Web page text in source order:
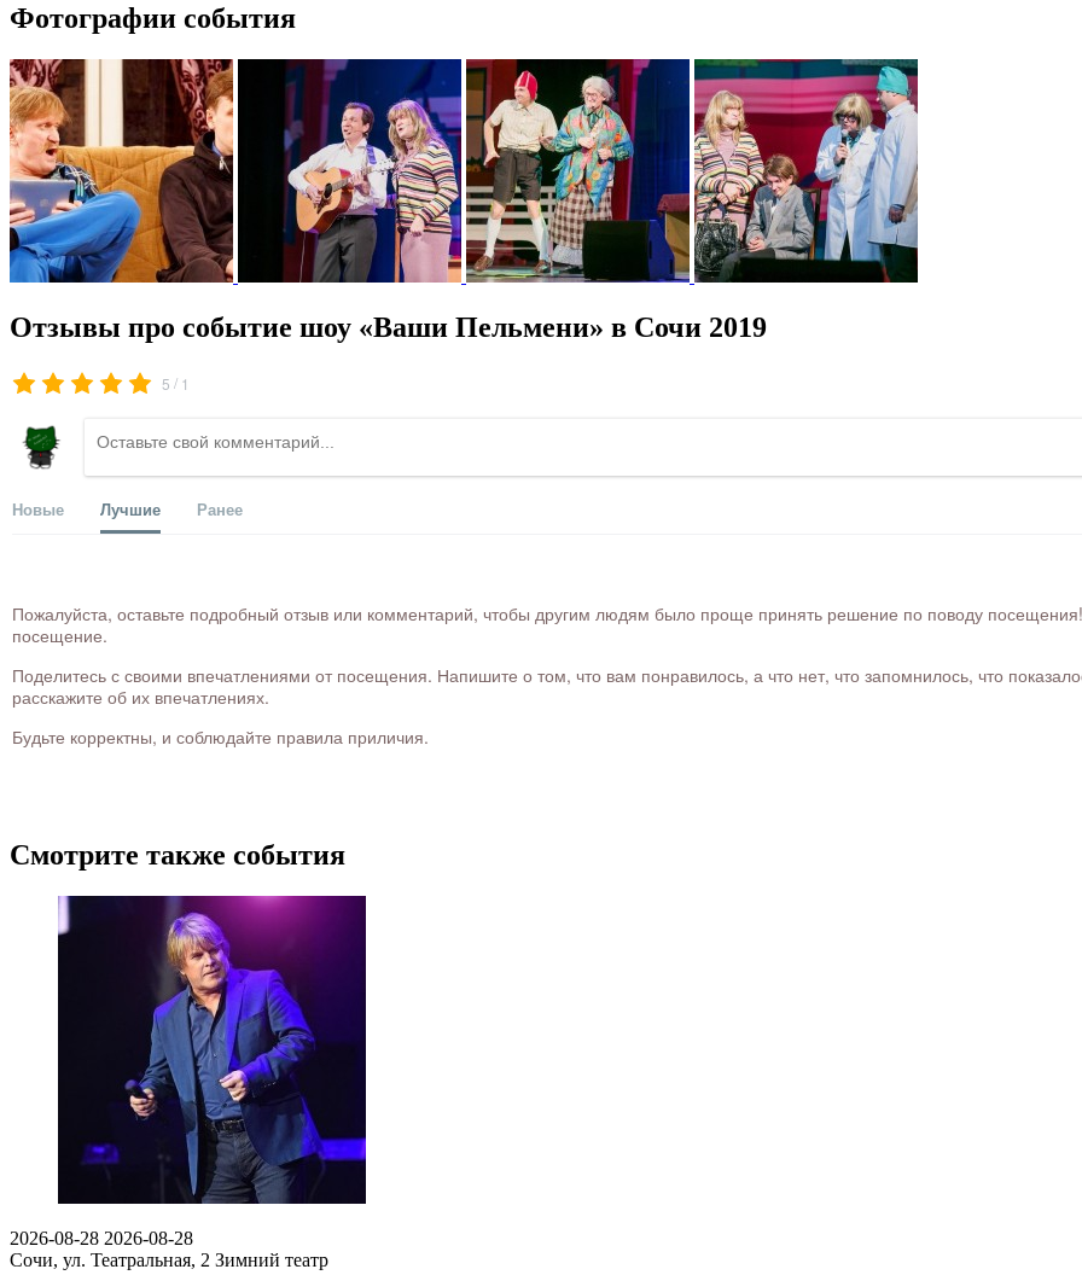
Фотографии события
Отзывы про событие шоу «Ваши Пельмени» в Сочи 2019
5 / 1
Новые Лучшие Ранее
Пожалуйста, оставьте подробный отзыв или комментарий, чтобы другим людям было проще принять решение по поводу посещения!
посещение.
Поделитесь с своими впечатлениями от посещения. Напишите о том, что вам понравилось, а что нет, что запомнилось, что
расскажите об их впечатлениях.
Будьте корректны, и соблюдайте правила приличия.
Смотрите также события
2026-08-28 2026-08-28
Сочи, ул. Театральная, 2 Зимний театр